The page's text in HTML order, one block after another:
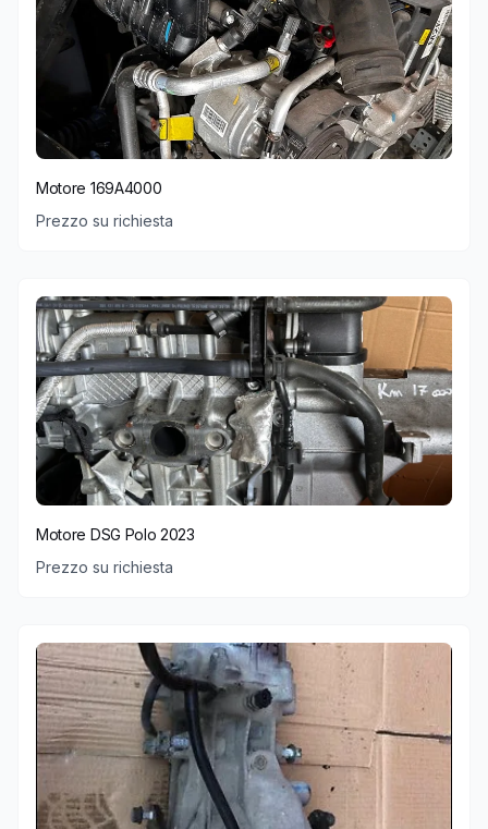
Motore 169A4000
Prezzo su richiesta
Motore DSG Polo 2023
Prezzo su richiesta